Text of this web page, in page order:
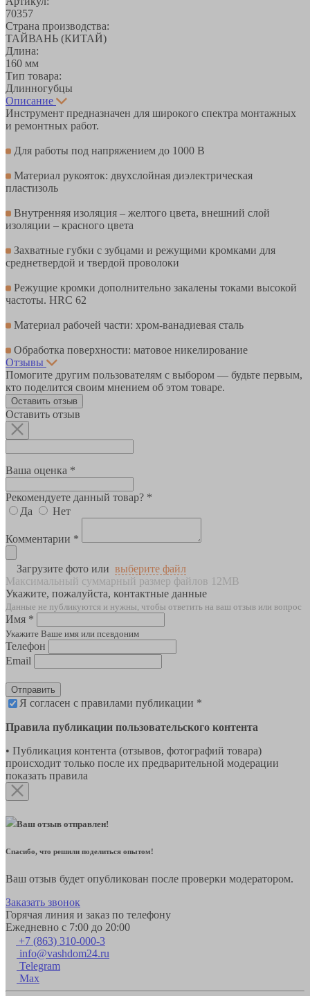
70357
Страна производства:
ТАЙВАНЬ (КИТАЙ)
Длина:
160 мм
Тип товара:
Длинногубцы
Описание
Инструмент предназначен для широкого спектра монтажных
и ремонтных работ.
Для работы под напряжением до 1000 В
Материал рукояток: двухслойная диэлектрическая
пластизоль
Внутренняя изоляция – желтого цвета, внешний слой
изоляции – красного цвета
Захватные губки с зубцами и режущими кромками для
среднетвердой и твердой проволоки
Режущие кромки дополнительно закалены токами высокой
частоты. HRC 62
Материал рабочей части: хром-ванадиевая сталь
Обработка поверхности: матовое никелирование
Отзывы
Помогите другим пользователям с выбором — будьте первым,
кто поделится своим мнением об этом товаре.
Оставить отзыв
Оставить отзыв
Ваша оценка *
Рекомендуете данный товар? *
Да
Нет
Комментарии *
Загрузите фото или выберите файл
Максимальный суммарный размер файлов 12MB
Укажите, пожалуйста, контактные данные
Данные не публикуются и нужны, чтобы ответить на ваш отзыв или вопрос
Имя *
Укажите Ваше имя или псевдоним
Телефон
Email
Отправить
Я согласен с правилами публикации *
Правила публикации пользовательского контента
• Публикация контента (отзывов, фотографий товара)
происходит только после их предварительной модерации
показать правила
Ваш отзыв отправлен!
Спасибо, что решили поделиться опытом!
Ваш отзыв будет опубликован после проверки модератором.
Заказать звонок
Горячая линия и заказ по телефону
Ежедневно с 7:00 до 20:00
+7 (863) 310-000-3
info@vashdom24.ru
Telegram
Max